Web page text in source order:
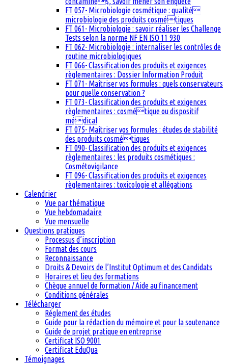
FT 057- Microbiologie cosmétique : qualité
microbiologie des produits cosmétiques
FT 061- Microbiologie : savoir réaliser les Challenge
Tests selon la norme NF EN ISO 11 930
FT 062- Microbiologie : internaliser les contrôles de
routine microbiologiques
FT 066- Classification des produits et exigences
règlementaires : Dossier Information Produit
FT 071- Maîtriser vos formules : quels conservateurs
pour quelle conservation ?
FT 073- Classification des produits et exigences
règlementaires : cosmétique ou dispositif
médical
FT 075- Maîtriser vos formules : études de stabilité
des produits cosmétiques
FT 090- Classification des produits et exigences
règlementaires : les produits cosmétiques :
Cosmétovigilance
FT 096- Classification des produits et exigences
règlementaires : toxicologie et allégations
Calendrier
Vue par thématique
Vue hebdomadaire
Vue mensuelle
Questions pratiques
Processus d’inscription
Format des cours
Reconnaissance
Droits & Devoirs de l’Institut Optimum et des Candidats
Horaires et lieu des formations
Chèque annuel de formation / Aide au financement
Conditions générales
Télécharger
Réglement des études
Guide pour la rédaction du mémoire et pour la soutenance
Guide de projet pratique en entreprise
Certificat ISO 9001
Certificat EduQua
Témoignages